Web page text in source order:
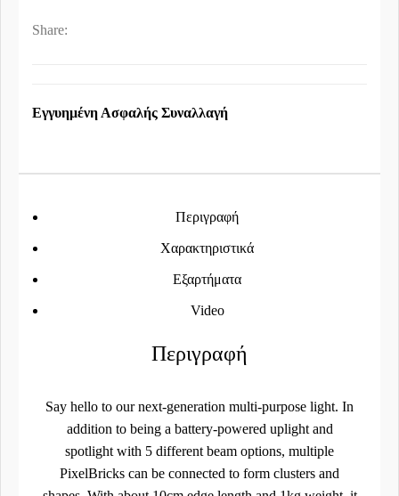
Share:
Εγγυημένη Ασφαλής Συναλλαγή
Περιγραφή
Χαρακτηριστικά
Εξαρτήματα
Video
Περιγραφή
Say hello to our next-generation multi-purpose light. In
addition to being a battery-powered uplight and
spotlight with 5 different beam options, multiple
PixelBricks can be connected to form clusters and